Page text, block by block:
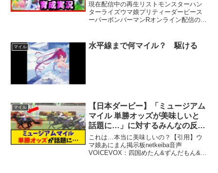
現在配信中の再生リストモンスターハン
ターライズウマ娘プリティーダービース
ーパーボンバーマンRオンライン配信のル
の宣伝や当チャンネルを他の配信での宣
伝行為は禁止です連投コ...
マイル 水平線まで何マイル？ 駆ける
マイル
【日本ダービー】「ミュージアム
マイル 単勝オッズが美味しいと
話題に…」に対するみんなの反応
【反応集】
これは…本当に美味しいの？【引用】ウ
マ娘あにまん掲示板netkeiba音声
VOICEVOX：四国めたん&ずんだもん&春